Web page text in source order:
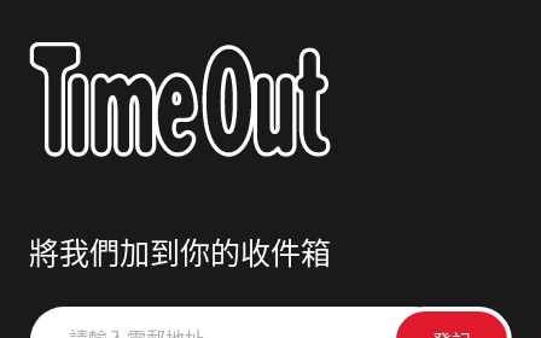
將我們加到你的收件箱
請